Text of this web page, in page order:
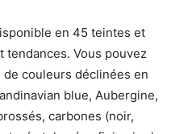
en 45 teintes et
Vous pouvez
couleurs déclinées en
blue, Aubergine,
carbones (noir,